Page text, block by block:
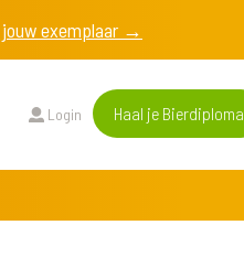
jouw exemplaar →
Login Haal je Bierdiploma